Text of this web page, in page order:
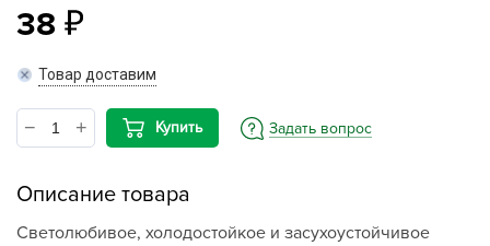
38
Товар доставим
Купить Задать вопрос
Описание товара
Светолюбивое, холодостойкое и засухоустойчивое